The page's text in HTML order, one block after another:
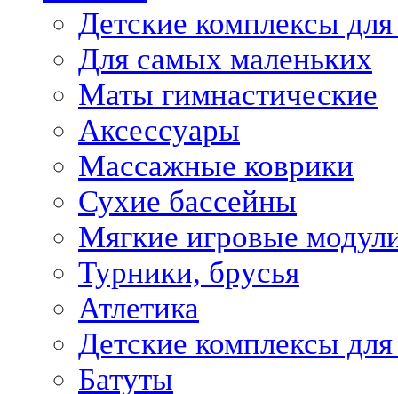
Детские комплексы
Для самых маленьких
Маты гимнастические
Аксессуары
Массажные коврики
Сухие бассейны
Мягкие игровые
Турники, брусья
Атлетика
Детские комплексы
Батуты